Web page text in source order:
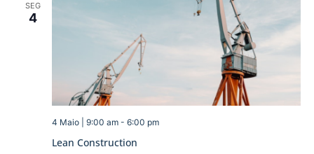
SEG
4
Lean Construction
4 Maio | 9:00 am- 6:00 pm